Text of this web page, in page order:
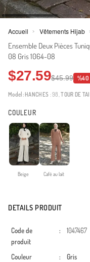
Accueil > Vêtements Hijab
Ensemble Deux Pièces
08 Gris 1064-08
$27.59$45.99 %40
Model: HANCHES : 98,TOUR DE
COULEUR
Beige Café au lait
DETAILS PRODUIT
Code de
produit
: 1047467
Couleur :
Gris